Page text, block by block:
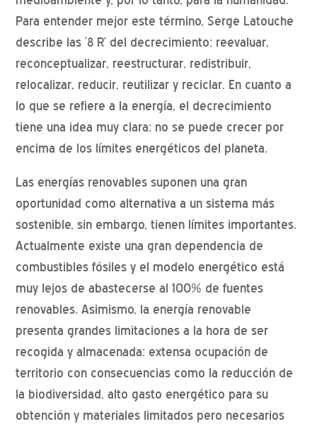
Para entender mejor este término, Serge Latouche
describe las ‘8 R’ del decrecimiento: reevaluar,
reconceptualizar, reestructurar, redistribuir,
relocalizar, reducir, reutilizar y reciclar. En cuanto a
lo que se refiere a la energía, el decrecimiento
tiene una idea muy clara: no se puede crecer por
encima de los límites energéticos del planeta.
Las energías renovables suponen una gran
oportunidad como alternativa a un sistema más
sostenible, sin embargo, tienen límites importantes.
Actualmente existe una gran dependencia de
combustibles fósiles y el modelo energético está
muy lejos de abastecerse al 100% de fuentes
renovables. Asimismo, la energía renovable
presenta grandes limitaciones a la hora de ser
recogida y almacenada: extensa ocupación de
territorio con consecuencias como la reducción de
la biodiversidad, alto gasto energético para su
obtención y materiales limitados pero necesarios